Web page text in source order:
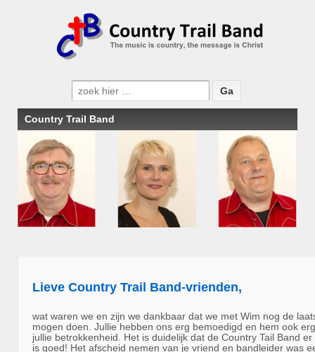
Zoeken
naar:
Country Trail Band
Lieve Country Trail Band-vrienden,
wat waren we en zijn we dankbaar dat we met Wim nog de
mogen doen. Jullie hebben ons erg bemoedigd en hem ook
jullie betrokkenheid. Het is duidelijk dat de Country Tail Band
is goed! Het afscheid nemen van je vriend en bandleider was